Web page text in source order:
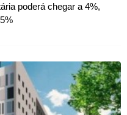
poderá chegar a 4%,